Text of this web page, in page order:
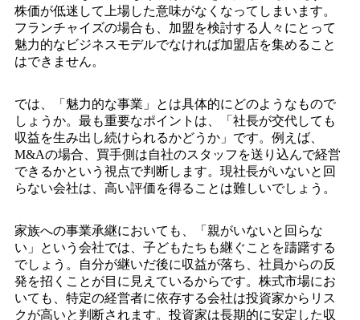
株価が低迷して上場した意味がなくなってしまいます。
フランチャイズの場合も、加盟を検討する人々にとって
魅力的なビジネスモデルでなければ加盟店を集めること
はできません。
では、「魅力的な事業」とは具体的にどのようなもので
しょうか。最も重要なポイントは、「社長が交代しても
収益を生み出し続けられるかどうか」です。例えば、
M&Aの場合、買手側は自社のスタッフを送り込んで経営
できるかという視点で判断します。現社長がいないと回
らない会社は、高い評価を得ることは難しいでしょう。
家族への事業承継においても、「親がいないと回らな
い」という会社では、子どもたちも継ぐことを躊躇する
でしょう。自分が継いだ後に収益が落ち、社員からの反
発を招くことが目に見えているからです。株式市場にお
いても、特定の経営者に依存する会社は投資家からリス
クが高いと判断されます。投資家は長期的に安定した収